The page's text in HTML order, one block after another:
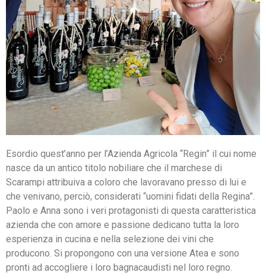
Esordio quest’anno per l’Azienda Agricola “Regin” il cui nome
nasce da un antico titolo nobiliare che il marchese di
Scarampi attribuiva a coloro che lavoravano presso di lui e
che venivano, perciò, considerati “uomini fidati della Regina”.
Paolo e Anna sono i veri protagonisti di questa caratteristica
azienda che con amore e passione dedicano tutta la loro
esperienza in cucina e nella selezione dei vini che
producono. Si propongono con una versione Atea e sono
pronti ad accogliere i loro bagnacaudisti nel loro regno.